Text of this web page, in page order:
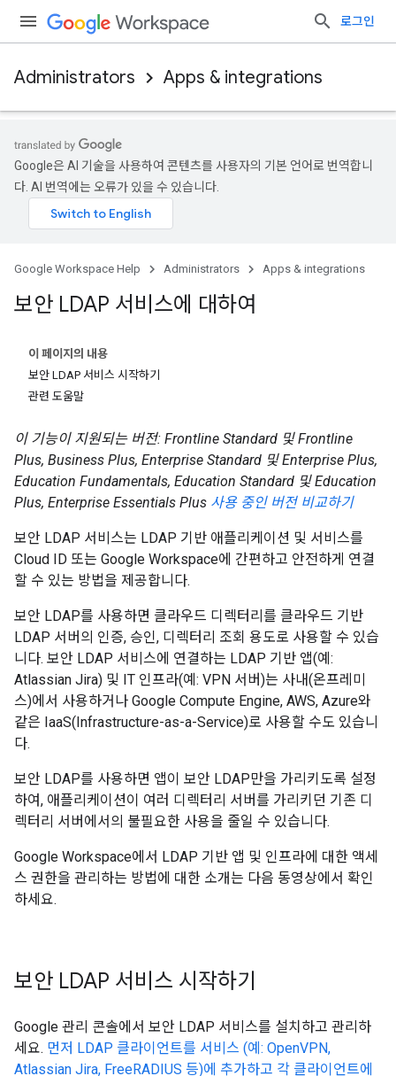
로그인
Administrators Apps & integrations
Google은 AI 기술을 사용하여 콘텐츠를 사용자의 기본 언어로 번역합니
다. AI 번역에는 오류가 있을 수 있습니다.
Google Workspace Help Administrators Apps & integrations
보안 LDAP 서비스에 대하여
이 페이지의 내용
보안 LDAP 서비스 시작하기
관련 도움말
이 기능이 지원되는 버전: Frontline Standard 및 Frontline
Plus, Business Plus, Enterprise Standard 및 Enterprise Plus,
Education Fundamentals, Education Standard 및 Education
Plus, Enterprise Essentials Plus 사용 중인 버전 비교하기
보안 LDAP 서비스는 LDAP 기반 애플리케이션 및 서비스를
Cloud ID 또는 Google Workspace에 간편하고 안전하게 연결
할 수 있는 방법을 제공합니다.
보안 LDAP를 사용하면 클라우드 디렉터리를 클라우드 기반
LDAP 서버의 인증, 승인, 디렉터리 조회 용도로 사용할 수 있습
니다. 보안 LDAP 서비스에 연결하는 LDAP 기반 앱(예:
Atlassian Jira) 및 IT 인프라(예: VPN 서버)는 사내(온프레미
스)에서 사용하거나 Google Compute Engine, AWS, Azure와
같은 IaaS(Infrastructure-as-a-Service)로 사용할 수도 있습니
다.
보안 LDAP를 사용하면 앱이 보안 LDAP만을 가리키도록 설정
하여, 애플리케이션이 여러 디렉터리 서버를 가리키던 기존 디
렉터리 서버에서의 불필요한 사용을 줄일 수 있습니다.
Google Workspace에서 LDAP 기반 앱 및 인프라에 대한 액세
스 권한을 관리하는 방법에 대한 소개는 다음 동영상에서 확인
하세요.
보안 LDAP 서비스 시작하기
Google 관리 콘솔에서 보안 LDAP 서비스를 설치하고 관리하
세요. 먼저 LDAP 클라이언트를 서비스 (예: OpenVPN,
Atlassian Jira, FreeRADIUS 등)에 추가하고 각 클라이언트에